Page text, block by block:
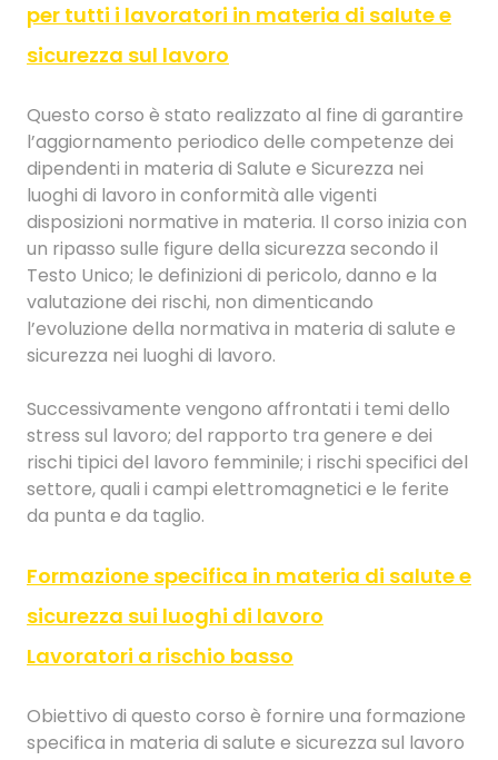
per tutti i lavoratori in materia di salute e
sicurezza sul lavoro
Questo corso è stato realizzato al fine di garantire
l’aggiornamento periodico delle competenze dei
dipendenti in materia di Salute e Sicurezza nei
luoghi di lavoro in conformità alle vigenti
disposizioni normative in materia. Il corso inizia con
un ripasso sulle figure della sicurezza secondo il
Testo Unico; le definizioni di pericolo, danno e la
valutazione dei rischi, non dimenticando
l’evoluzione della normativa in materia di salute e
sicurezza nei luoghi di lavoro.
Successivamente vengono affrontati i temi dello
stress sul lavoro; del rapporto tra genere e dei
rischi tipici del lavoro femminile; i rischi specifici del
settore, quali i campi elettromagnetici e le ferite
da punta e da taglio.
Formazione specifica in materia di salute e
sicurezza sui luoghi di lavoro
Lavoratori a rischio basso
Obiettivo di questo corso è fornire una formazione
specifica in materia di salute e sicurezza sul lavoro